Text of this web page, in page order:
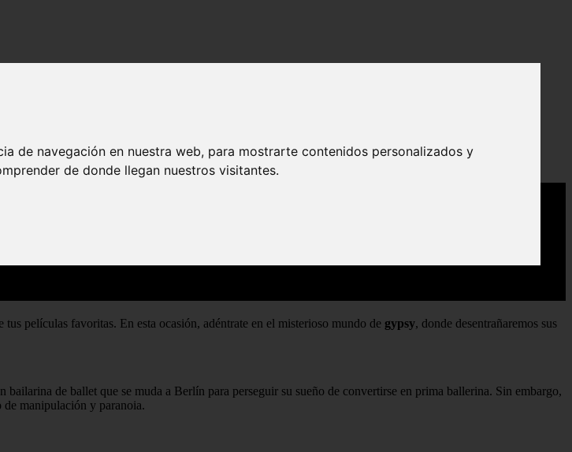
de navegación en nuestra web, para mostrarte contenidos personalizados y
de donde llegan nuestros visitantes.
películas favoritas. En esta ocasión, adéntrate en el misterioso mundo de gypsy, donde desentrañaremos sus
de ballet que se muda a Berlín para perseguir su sueño de convertirse en prima ballerina. Sin embargo,
de manipulación y paranoia.